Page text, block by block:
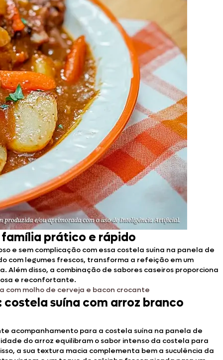
prático e rápido
e sem complicação com essa costela suína na panela de
com legumes frescos, transforma a refeição em um
Além disso, a combinação de sabores caseiros proporciona
e reconfortante.
com molho de cerveja e bacon crocante
suína com arroz branco
acompanhamento para a costela suína na panela de
do arroz equilibram o sabor intenso da costela para
a sua textura macia complementa bem a suculência da